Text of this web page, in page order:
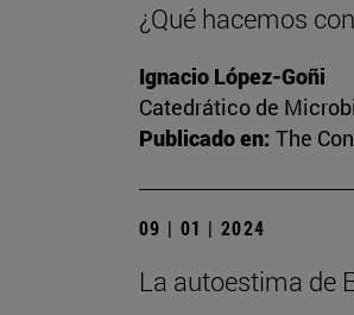
¿Qué hacemos
Ignacio López-Goñi
Catedrático de
Publicado en: The
09 | 01 | 2024
La autoestima de